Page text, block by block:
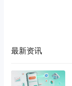
最新资讯